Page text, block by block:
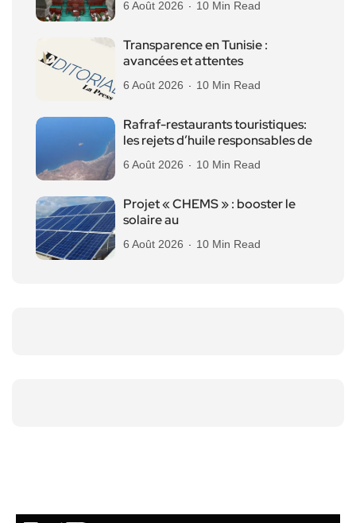
6 Août 2026 10 Min Read
Transparence en Tunisie :
avancées et attentes
6 Août 2026 10 Min Read
Rafraf-restaurants touristiques:
les rejets d’huile responsables de
6 Août 2026 10 Min Read
Projet « CHEMS » : booster le
solaire au
6 Août 2026 10 Min Read